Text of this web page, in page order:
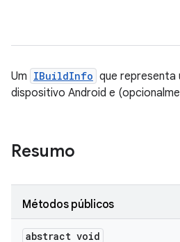
Um IBuildInfo que representa
dispositivo Android e
Resumo
Métodos públicos
abstract void